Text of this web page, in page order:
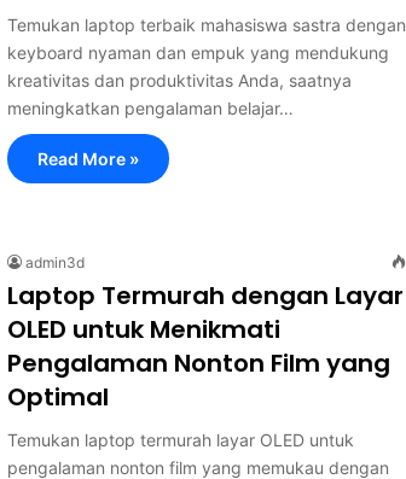
Temukan laptop terbaik mahasiswa sastra dengan
keyboard nyaman dan empuk yang mendukung
kreativitas dan produktivitas Anda, saatnya
meningkatkan pengalaman belajar…
Read More »
admin3d
Laptop Termurah dengan Layar
OLED untuk Menikmati
Pengalaman Nonton Film yang
Optimal
Temukan laptop termurah layar OLED untuk
pengalaman nonton film yang memukau dengan